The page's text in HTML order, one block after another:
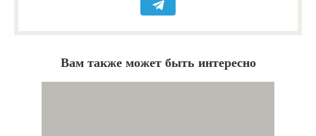
Вам также может быть интересно